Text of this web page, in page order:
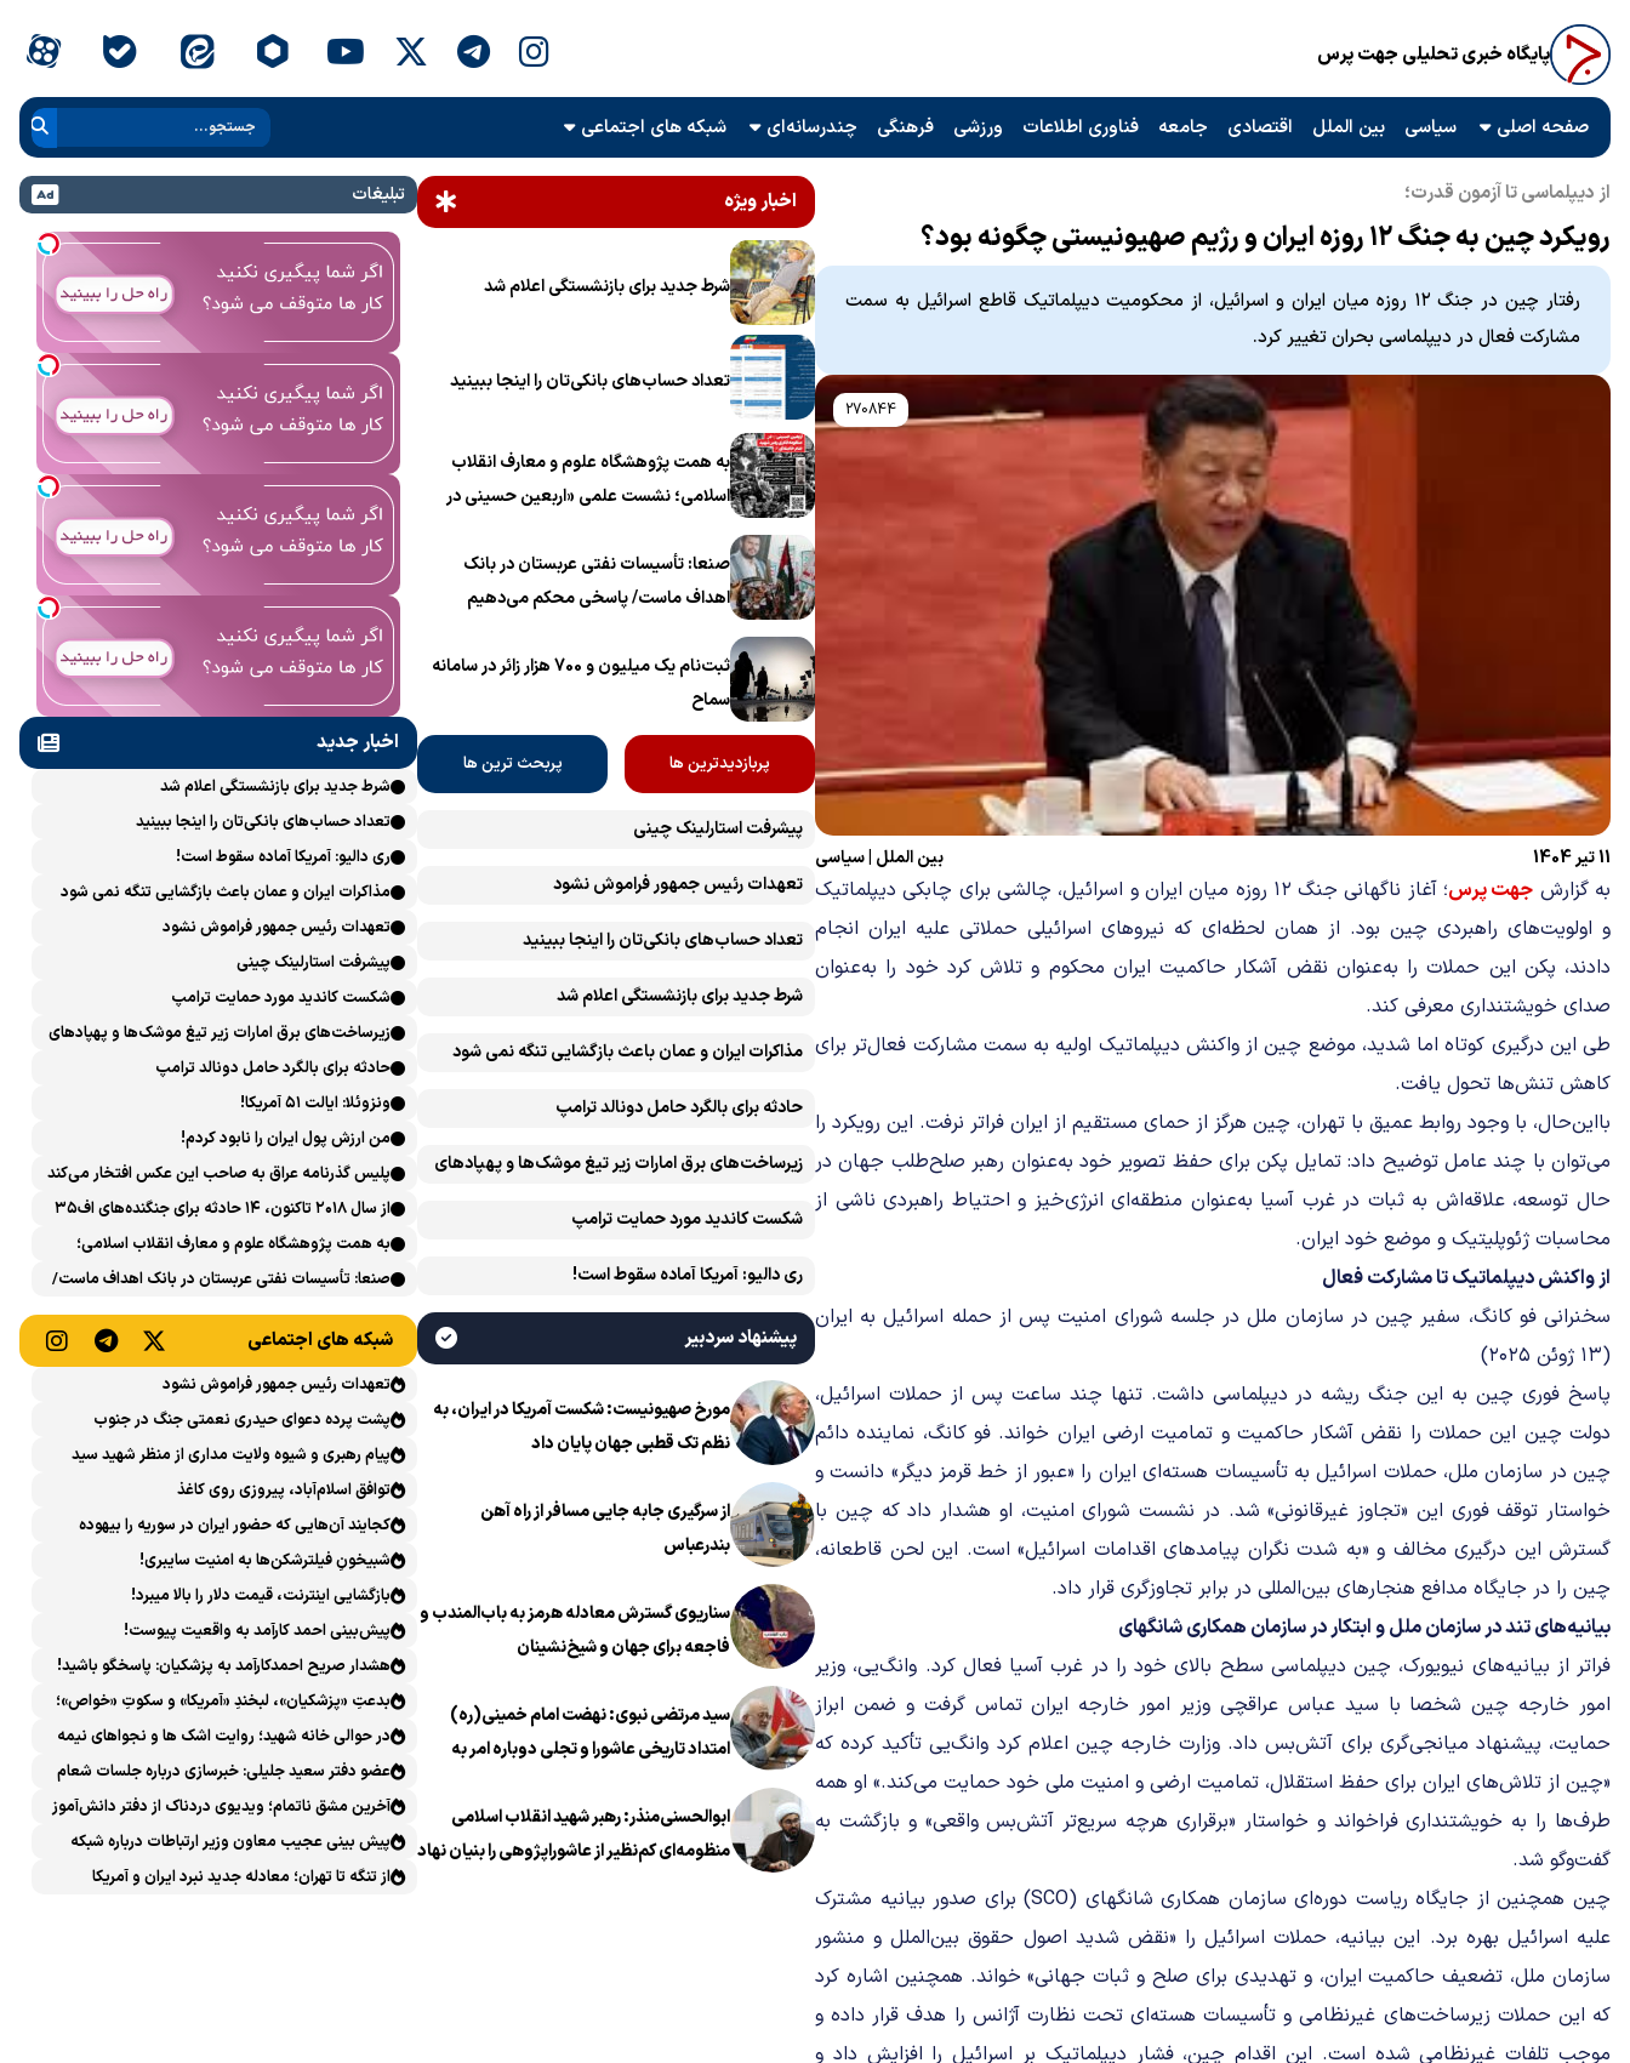
پایگاه خبری تحلیلی جهت پرس
صفحه اصلی سیاسی بین الملل اقتصادی جامعه فناوری اطلاعات ورزشی فرهنگی چندرسانه‌ای شبکه های اجتماعی
از دیپلماسی تا آزمون قدرت؛
رویکرد چین به جنگ ۱۲ روزه ایران و رژیم صهیونیستی چگونه بود؟
رفتار چین در جنگ ۱۲ روزه میان ایران و اسرائیل، از محکومیت دیپلماتیک قاطع اسرائیل به سمت
مشارکت فعال در دیپلماسی بحران تغییر کرد.
270844
11 تیر 1404 بین الملل سیاسی
به گزارش جهت پرس
؛ آغاز ناگهانی جنگ ۱۲ روزه میان ایران و اسرائیل، چالشی برای چابکی دیپلماتیک
و اولویت‌های راهبردی چین بود. از همان لحظه‌ای که نیروهای اسرائیلی حملاتی علیه ایران انجام
دادند، پکن این حملات را به‌عنوان نقض آشکار حاکمیت ایران محکوم و تلاش کرد خود را به‌عنوان
صدای خویشتنداری معرفی کند.
طی این درگیری کوتاه اما شدید، موضع چین از واکنش دیپلماتیک اولیه به سمت مشارکت فعال‌تر برای
کاهش تنش‌ها تحول یافت.
بااین‌حال، با وجود روابط عمیق با تهران، چین هرگز از حمای مستقیم از ایران فراتر نرفت. این رویکرد را
می‌توان با چند عامل توضیح داد: تمایل پکن برای حفظ تصویر خود به‌عنوان رهبر صلح‌طلب جهان در
حال توسعه، علاقه‌اش به ثبات در غرب آسیا به‌عنوان منطقه‌ای انرژی‌خیز و احتیاط راهبردی ناشی از
محاسبات ژئوپلیتیک و موضع خود ایران.
از واکنش دیپلماتیک تا مشارکت فعال
سخنرانی فو کانگ، سفیر چین در سازمان ملل در جلسه شورای امنیت پس از حمله اسرائیل به ایران
(۱۳ ژوئن ۲۰۲۵)
پاسخ فوری چین به این جنگ ریشه در دیپلماسی داشت. تنها چند ساعت پس از حملات اسرائیل،
دولت چین این حملات را نقض آشکار حاکمیت و تمامیت ارضی ایران خواند. فو کانگ، نماینده دائم
چین در سازمان ملل، حملات اسرائیل به تأسیسات هسته‌ای ایران را «عبور از خط قرمز دیگر» دانست و
خواستار توقف فوری این «تجاوز غیرقانونی» شد. در نشست شورای امنیت، او هشدار داد که چین با
گسترش این درگیری مخالف و «به ‌شدت نگران پیامدهای اقدامات اسرائیل» است. این لحن قاطعانه،
چین را در جایگاه مدافع هنجارهای بین‌المللی در برابر تجاوزگری قرار داد.
بیانیه‌های تند در سازمان ملل و ابتکار در سازمان همکاری شانگهای
فراتر از بیانیه‌های نیویورک، چین دیپلماسی سطح بالای خود را در غرب آسیا فعال کرد. وانگ‌یی، وزیر
امور خارجه چین شخصا با سید عباس عراقچی وزیر امور خارجه ایران تماس گرفت و ضمن ابراز
حمایت، پیشنهاد میانجی‌گری برای آتش‌بس داد. وزارت خارجه چین اعلام کرد وانگ‌یی تأکید کرده که
«چین از تلاش‌های ایران برای حفظ استقلال، تمامیت ارضی و امنیت ملی خود حمایت می‌کند.» او همه
طرف‌ها را به خویشتنداری فراخواند و خواستار «برقراری هرچه سریع‌تر آتش‌بس واقعی» و بازگشت به
گفت‌وگو شد.
چین همچنین از جایگاه ریاست دوره‌ای سازمان همکاری شانگهای (SCO) برای صدور بیانیه مشترک
علیه اسرائیل بهره برد. این بیانیه، حملات اسرائیل را «نقض شدید اصول حقوق بین‌الملل و منشور
سازمان ملل، تضعیف حاکمیت ایران، و تهدیدی برای صلح و ثبات جهانی» خواند. همچنین اشاره کرد
که این حملات زیرساخت‌های غیرنظامی و تأسیسات هسته‌ای تحت نظارت آژانس را هدف قرار داده و
موجب تلفات غیرنظامی شده است. این اقدام چین، فشار دیپلماتیک بر اسرائیل را افزایش داد و
اخبار ویژه
شرط جدید برای بازنشستگی اعلام شد
تعداد حساب‌های بانکی‌تان را اینجا ببینید
به همت پژوهشگاه علوم و معارف انقلاب
اسلامی؛ نشست علمی «اربعین حسینی در
برگزار می‌شود
صنعا: تأسیسات نفتی عربستان در بانک
اهداف ماست/ پاسخی محکم می‌دهیم
ثبت‌نام یک میلیون و 700 هزار زائر در سامانه
سماح ‌
پربازدیدترین ها پربحث ترین ها
پیشرفت ‏استارلینک چینی
تعهدات رئیس جمهور فراموش نشود
تعداد حساب‌های بانکی‌تان را اینجا ببینید
شرط جدید برای بازنشستگی اعلام شد
مذاکرات ایران و عمان باعث بازگشایی تنگه نمی شود
حادثه برای بالگرد حامل دونالد ترامپ
زیرساخت‌های برق امارات زیر تیغ موشک‌ها و پهپادهای
شکست کاندید مورد حمایت ترامپ
ری دالیو: آمریکا آماده سقوط است!
پیشنهاد سردبیر
مورخ صهیونیست: شکست آمریکا در ایران، به
نظم تک قطبی جهان پایان داد
از سرگیری جابه جایی مسافر از راه آهن
بندرعباس
سناریوی گسترش معادله هرمز به باب‌المندب و
فاجعه برای جهان و شیخ‌نشینان
سید مرتضی نبوی: نهضت امام خمینی(ره)
امتداد تاریخی عاشورا و تجلی دوباره امر به
ابوالحسنی‌منذر: رهبر شهید انقلاب اسلامی
منظومه‌ای کم‌نظیر از عاشوراپژوهی را بنیان نهاد
تبلیغات
اخبار جدید
شرط جدید برای بازنشستگی اعلام شد
تعداد حساب‌های بانکی‌تان را اینجا ببینید
ری دالیو: آمریکا آماده سقوط است!
مذاکرات ایران و عمان باعث بازگشایی تنگه نمی شود
تعهدات رئیس جمهور فراموش نشود
پیشرفت ‏استارلینک چینی
شکست کاندید مورد حمایت ترامپ
زیرساخت‌های برق امارات زیر تیغ موشک‌ها و پهپادهای
ایران است
حادثه برای بالگرد حامل دونالد ترامپ
ونزوئلا: ایالت ۵۱ آمریکا!
من ارزش پول ایران را نابود کردم!
پلیس گذرنامه عراق به صاحب این عکس افتخار می‌کند
از سال ۲۰۱۸ تاکنون، ۱۴ حادثه برای جنگنده‌های اف۳۵
آمریکایی رخ داده است
به همت پژوهشگاه علوم و معارف انقلاب اسلامی؛
نشست علمی «اربعین حسینی در منظومه فکری رهبر
صنعا: تأسیسات نفتی عربستان در بانک اهداف ماست/
پاسخی محکم می‌دهیم
شبکه های اجتماعی
تعهدات رئیس جمهور فراموش نشود
پشت پرده دعوای حیدری نعمتی جنگ در جنوب
پیام رهبری و شیوه ولایت مداری از منظر شهید سید
حسن نصرالله
توافق اسلام‌آباد، پیروزی روی کاغذ
کجایند آن‌هایی که حضور ایران در سوریه را بیهوده
میدانستند؟
شبیخونِ فیلترشکن‌ها به امنیت سایبری!
بازگشایی اینترنت، قیمت دلار را بالا میبرد!
پیش‌بینی احمد کارآمد به واقعیت پیوست!
هشدار صریح احمدکارآمد به پزشکیان: پاسخگو باشید!
بدعتِ «پزشکیان»، لبخندِ «آمریکا» و سکوتِ «خواص»؛
سیرکِ قانون‌گریزی در روز روشن!
در حوالی خانه شهید؛ روایت اشک ها و نجواهای نیمه
شب
عضو دفتر سعید جلیلی: خبرسازی درباره جلسات شعام
خلاف امنیت ملی است
آخرین مشق ناتمام؛ ویدیوی دردناک از دفتر دانش‌آموز
شهید مینابی پربازدید شد
پیش بینی عجیب معاون وزیر ارتباطات درباره شبکه
ملی اطلاعات که محقق هم نشد!
از تنگه تا تهران؛ معادله جدید نبرد ایران و آمریکا